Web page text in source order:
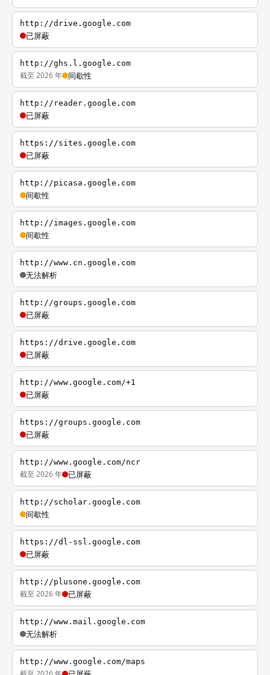
http://drive.google.com
已屏蔽
http://ghs.l.google.com
截至 2026 年 间歇性
http://reader.google.com
已屏蔽
https://sites.google.com
已屏蔽
http://picasa.google.com
间歇性
http://images.google.com
间歇性
http://www.cn.google.com
无法解析
http://groups.google.com
已屏蔽
https://drive.google.com
已屏蔽
http://www.google.com/+1
已屏蔽
https://groups.google.com
已屏蔽
http://www.google.com/ncr
截至 2026 年 已屏蔽
http://scholar.google.com
间歇性
https://dl-ssl.google.com
已屏蔽
http://plusone.google.com
截至 2026 年 已屏蔽
http://www.mail.google.com
无法解析
http://www.google.com/maps